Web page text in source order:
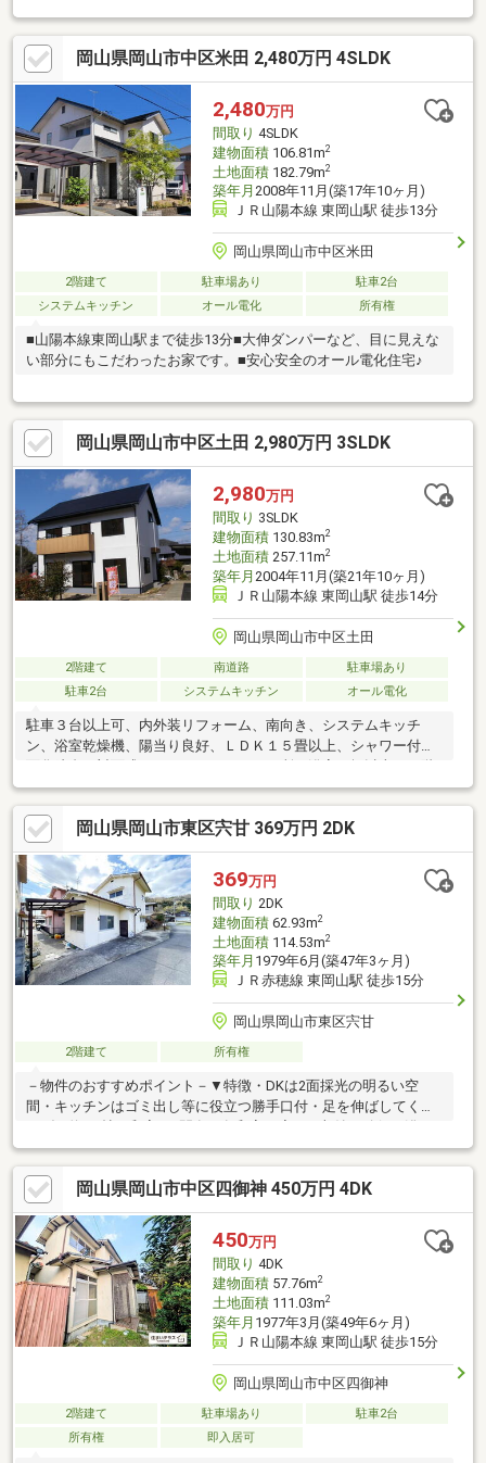
コニー ２０１３年１月屋根、外壁、防蟻再施工済 空家（引
き渡し相談） ２階リビング、バルコニーから平野部・市街を望
む 団地内集中プロパン 公共下水 芥子山小約１７００ｍ 旭
東中約９００ｍ セブンイレブン約７００ｍ マルナカ約２００
０ｍ ハローズ２４００ｍ 岡山城東高約１５００ｍ 岡山学芸
館高約４１００ｍ
岡山県岡山市中区米田 2,480万円 4SLDK
2,480万円
間取り 4SLDK
建物面積106.81m2
土地面積182.79m2
築年月 2008年11月(築17年10ヶ月)
ＪＲ山陽本線 東岡山駅 徒歩13分
岡山県岡山市中区米田
2階建て 駐車場あり
駐車2台
システムキッチン
オール電化 所有権
■山陽本線東岡山駅まで徒歩13分■大伸ダンパーなど、目に見えな
い部分にもこだわったお家です。■安心安全のオール電化住宅♪
岡山県岡山市中区土田 2,980万円 3SLDK
2,980万円
間取り 3SLDK
建物面積130.83m2
土地面積257.11m2
築年月 2004年11月(築21年10ヶ月)
ＪＲ山陽本線 東岡山駅 徒歩14分
岡山県岡山市中区土田
2階建て 南道路
駐車場あり
駐車2台
システムキッチン オール電化
駐車３台以上可、内外装リフォーム、南向き、システムキッチ
ン、浴室乾燥機、陽当り良好、ＬＤＫ１５畳以上、シャワー付洗
面化粧台、対面式キッチン、トイレ２ヶ所、浴室１坪以上、２階
建、温水洗浄便座、南庭、全居室６畳以上、ＩＨクッキングヒー
ター、全居室複層ガラスか複層サッシ、オール電化
岡山県岡山市東区宍甘 369万円 2DK
369万円
間取り 2DK
建物面積62.93m2
土地面積114.53m2
築年月 1979年6月(築47年3ヶ月)
ＪＲ赤穂線 東岡山駅 徒歩15分
岡山県岡山市東区宍甘
2階建て 所有権
－物件のおすすめポイント－▼特徴・DKは2面採光の明るい空
間・キッチンはゴミ出し等に役立つ勝手口付・足を伸ばしてくつ
室・洗面室・トイレに自然換気可能な窓有・駐車スペース1台分有
(車種による)▼周辺環境・セブンイレブン岡山古都宿店 徒歩6分
(約480m)・宍甘第二遊園地 徒歩8分(約640m)・岡山市立古都小学
校 徒歩9分(約680m)※容積率は前面道路幅員(m)×4／10×100%に制
限されます■ ご希望の住まい探しをお手伝いします
━━━━━・・・物件の詳細・ご相談はお気軽にお問い合わせく
ださい。
岡山県岡山市中区四御神 450万円 4DK
450万円
間取り 4DK
建物面積57.76m2
土地面積111.03m2
築年月 1977年3月(築49年6ヶ月)
ＪＲ山陽本線 東岡山駅 徒歩15分
岡山県岡山市中区四御神
2階建て 駐車場あり
駐車2台
所有権
即入居可